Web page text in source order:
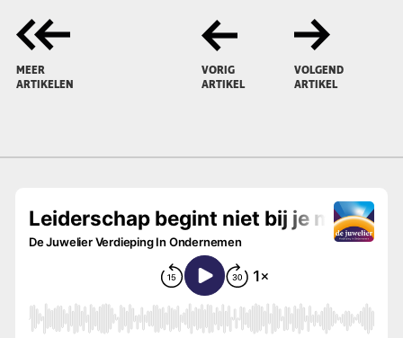
MEER
ARTIKELEN
VORIG
ARTIKEL
VOLGEND
ARTIKEL